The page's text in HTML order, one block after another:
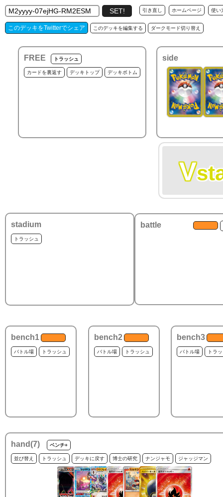
引き直し ホームページ 使い
このデッキをTwitterでシェア このデッキを編集する ダークモード切り替え
FREE トラッシュ
カードを裏返す デッキトップ デッキボトム
side
V
stadium
トラッシュ
battle
bench1
バトル場 トラッシュ
bench2
バトル場 トラッシュ
bench3
バトル場 トラ
hand(7) ベンチ+
並び替え トラッシュ デッキに戻す 博士の研究 ナンジャモ ジャッジマン